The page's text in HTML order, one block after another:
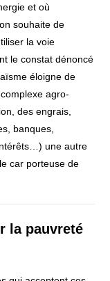
et où
souhaite de
la voie
le constat dénoncé
éloigne de
agro-
des engrais,
banques,
une autre
car porteuse de
la pauvreté